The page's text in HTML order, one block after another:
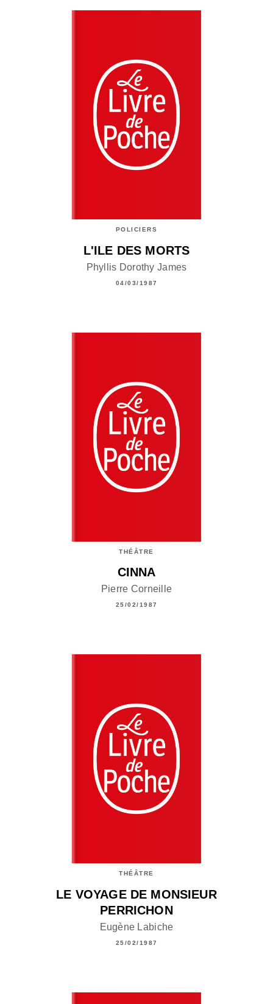
POLICIERS
L'ILE DES MORTS
Phyllis Dorothy James
04/03/1987
THÉÂTRE
CINNA
Pierre Corneille
25/02/1987
THÉÂTRE
LE VOYAGE DE MONSIEUR
PERRICHON
Eugène Labiche
25/02/1987